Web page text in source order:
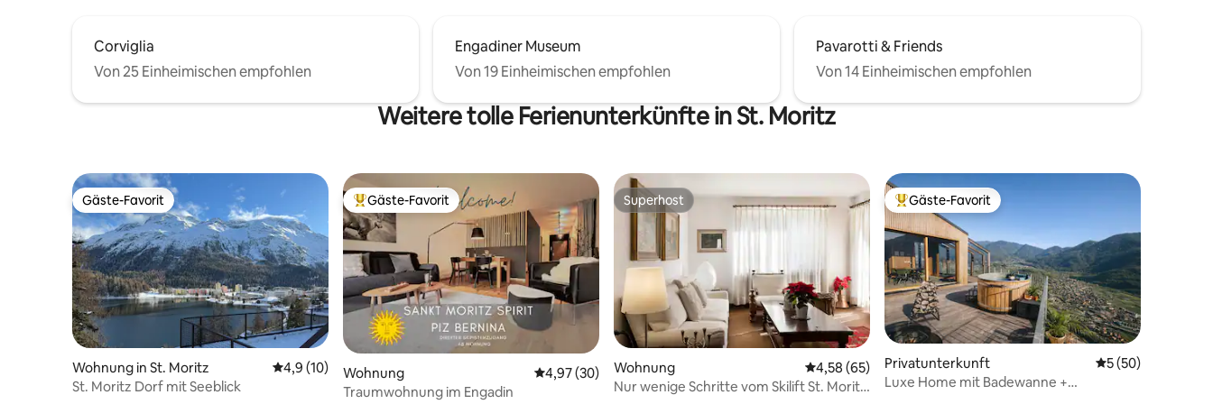
Corviglia
Von 25 Einheimischen empfohlen
Engadiner Museum
Von 19 Einheimischen empfohlen
Pavarotti & Friends
Von 14 Einheimischen empfohlen
Weitere tolle Ferienunterkünfte in St. Moritz
Gäste-Favorit
Gäste-Favorit
Wohnung in St. Moritz Durchschnittliche Bewertung: 4,9 von 5, 10 Bewertungen
4,9 (10)
St. Moritz Dorf mit Seeblick
Beliebter Gäste-Favorit.
Gäste-Favorit
Wohnung Durchschnittliche Bewertung: 4,97 von 5, 30 Bewertungen
4,97 (30)
Traumwohnung im Engadin
Superhost
Superhost
Wohnung Durchschnittliche Bewertung: 4,58 von 5, 65 Bewertungen
4,58 (65)
Nur wenige Schritte vom Skilift St. Moritz
Beliebter Gäste-Favorit.
Gäste-Favorit
Privatunterkunft Durchschnittliche
5 (50)
Luxe Home mit Badewanne +